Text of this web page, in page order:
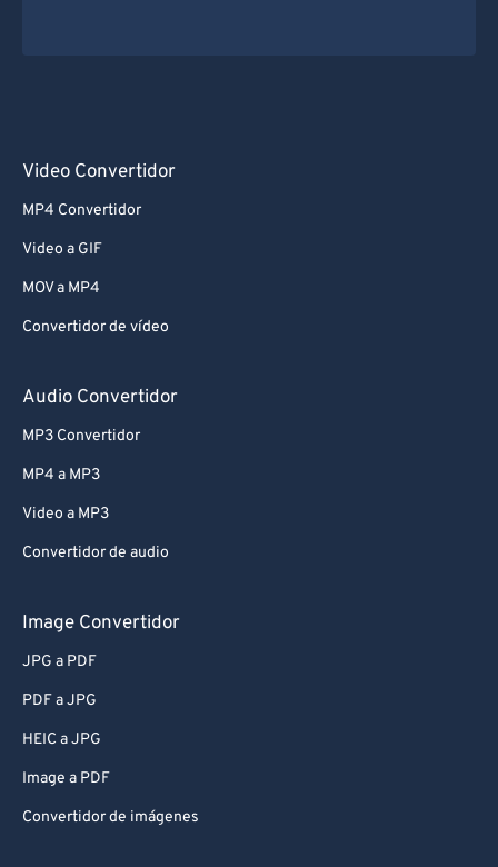
Video Convertidor
MP4 Convertidor
Video a GIF
MOV a MP4
Convertidor de vídeo
Audio Convertidor
MP3 Convertidor
MP4 a MP3
Video a MP3
Convertidor de audio
Image Convertidor
JPG a PDF
PDF a JPG
HEIC a JPG
Image a PDF
Convertidor de imágenes